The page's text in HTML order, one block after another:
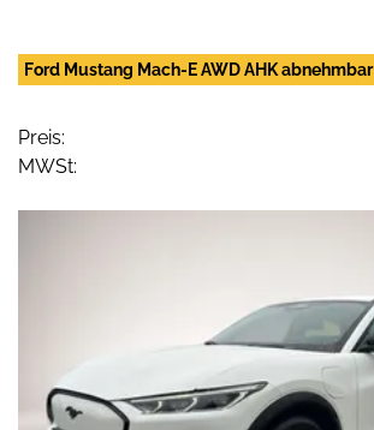
Ford Mustang Mach-E AWD AHK abnehmbar
Preis:
MWSt: